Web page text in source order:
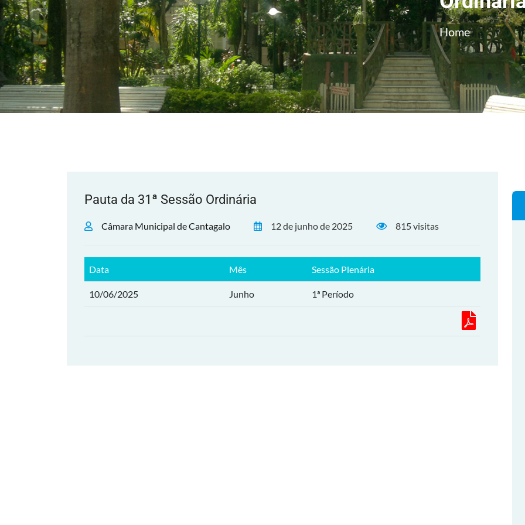
Home
Pauta da 31ª Sessão Ordinária
Câmara Municipal de Cantagalo 12 de junho de 2025 815 visitas
Data Mês Sessão Plenária
10/06/2025 Junho 1ª Período